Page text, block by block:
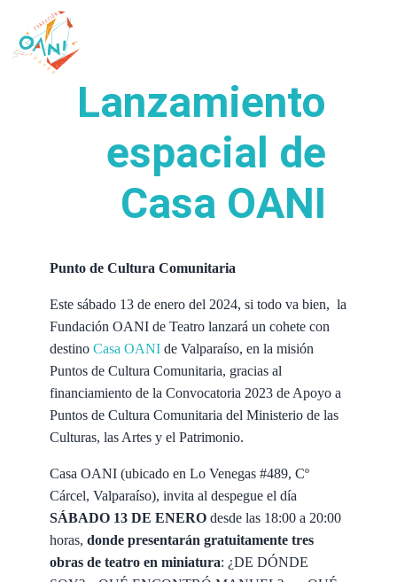
contenido
Lanzamiento
espacial de
Casa OANI
Punto de Cultura Comunitaria
Este sábado 13 de enero del 2024, si todo va bien, la
Fundación OANI de Teatro lanzará un cohete con
destino Casa OANI de Valparaíso, en la misión
Puntos de Cultura Comunitaria, gracias al
financiamiento de la Convocatoria 2023 de Apoyo a
Puntos de Cultura Comunitaria del Ministerio de las
Culturas, las Artes y el Patrimonio.
Casa OANI (ubicado en Lo Venegas #489, Cº
Cárcel, Valparaíso), invita al despegue el día
SÁBADO 13 DE ENERO desde las 18:00 a 20:00
horas, donde presentarán gratuitamente tres
obras de teatro en miniatura: ¿DE DÓNDE